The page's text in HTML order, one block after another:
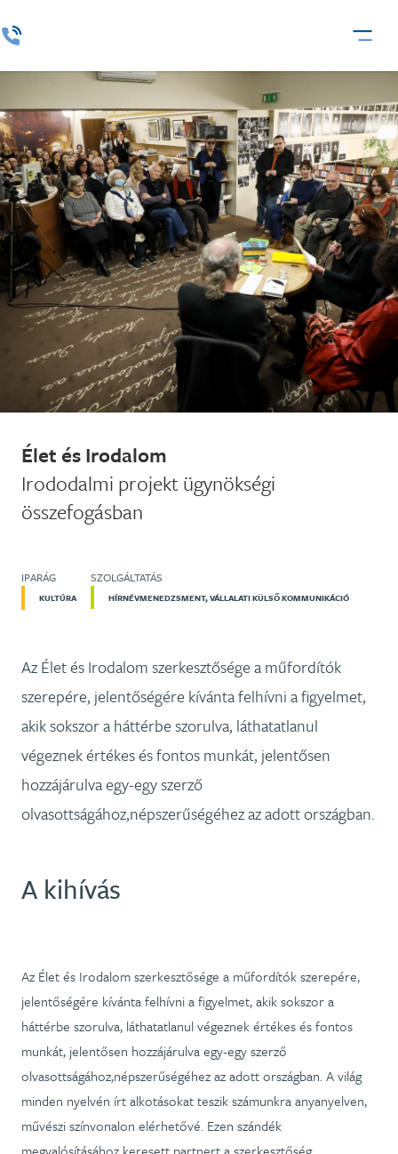
Élet és Irodalom
Irododalmi projekt ügynökségi
összefogásban
IPARÁG
KULTÚRA
SZOLGÁLTATÁS
HÍRNÉVMENEDZSMENT, VÁLLALATI KÜLSŐ KOMMUNIKÁCIÓ
Az Élet és Irodalom szerkesztősége a műfordítók
szerepére, jelentőségére kívánta felhívni a figyelmet,
akik sokszor a háttérbe szorulva, láthatatlanul
végeznek értékes és fontos munkát, jelentősen
hozzájárulva egy-egy szerző
olvasottságához,népszerűségéhez az adott országban.
A kihívás
Az Élet és Irodalom szerkesztősége a műfordítók szerepére,
jelentőségére kívánta felhívni a figyelmet, akik sokszor a
háttérbe szorulva, láthatatlanul végeznek értékes és fontos
munkát, jelentősen hozzájárulva egy-egy szerző
olvasottságához,népszerűségéhez az adott országban. A világ
minden nyelvén írt alkotásokat teszik számunkra anyanyelven,
művészi színvonalon elérhetővé. Ezen szándék